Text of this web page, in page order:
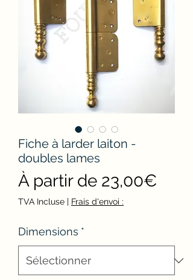
Fiche à larder laiton -
doubles lames
À partir de 23,00€
TVA Incluse | Frais d'envoi :
Dimensions *